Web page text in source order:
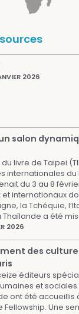
2026
un salon
livre de Taipei
internationales du
du 3 au 8
internationaux
la Tchéquie,
a été
2026
des
éditeurs
et sociales
ont été accueillis
Une